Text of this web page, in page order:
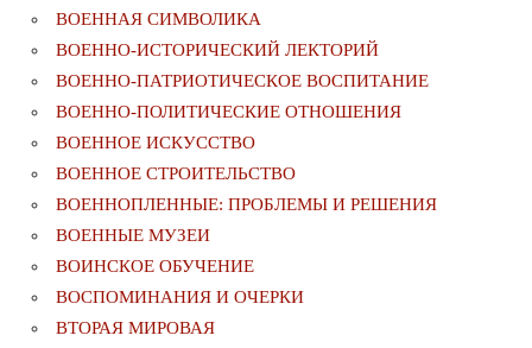
ВОЕННАЯ СИМВОЛИКА
ВОЕННО-ИСТОРИЧЕСКИЙ ЛЕКТОРИЙ
ВОЕННО-ПАТРИОТИЧЕСКОЕ ВОСПИТАНИЕ
ВОЕННО-ПОЛИТИЧЕСКИE ОТНОШЕНИЯ
ВОЕННОЕ ИСКУССТВО
ВОЕННОЕ СТРОИТЕЛЬСТВО
ВОЕННОПЛЕННЫЕ: ПРОБЛЕМЫ И РЕШЕНИЯ
ВОЕННЫЕ МУЗЕИ
ВОИНСКОЕ ОБУЧЕНИЕ
ВОСПОМИНАНИЯ И ОЧЕРКИ
ВТОРАЯ МИРОВАЯ